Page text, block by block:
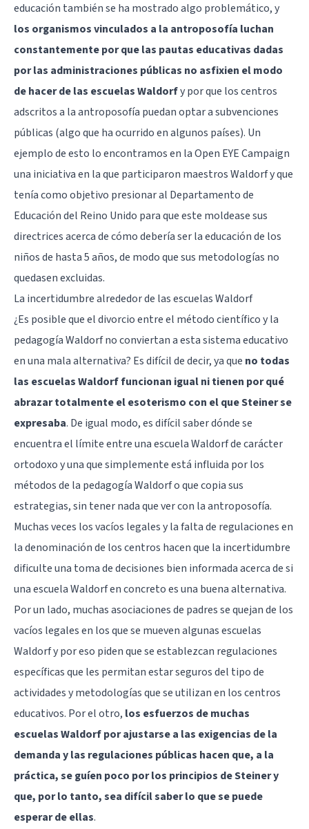
educación también se ha mostrado algo problemático, y
los organismos vinculados a la antroposofía luchan
constantemente por que las pautas educativas dadas
por las administraciones públicas no asfixien el modo
de hacer de las escuelas Waldorfy por que los centros
adscritos a la antroposofía puedan optar a subvenciones
públicas (algo que ha ocurrido en algunos países). Un
ejemplo de esto lo encontramos en laOpen EYE Campaign
una iniciativa en la que participaron maestros Waldorf y que
tenía como objetivo presionar al Departamento de
Educación del Reino Unido para que este moldease sus
directrices acerca de cómo debería ser la educación de los
niños de hasta 5 años, de modo que sus metodologías no
quedasen excluidas.
La incertidumbre alrededor de las escuelas Waldorf
¿Es posible que el divorcio entre el método científico y la
pedagogía Waldorf no conviertan a esta sistema educativo
en una mala alternativa? Es difícil de decir, ya que no todas
las escuelas Waldorf funcionan igual ni tienen por qué
abrazar totalmente el esoterismo con el que Steiner se
expresaba. De igual modo, es difícil saber dónde se
encuentra el límite entre una escuela Waldorf de carácter
ortodoxo y una que simplemente está influida por los
métodos de la pedagogía Waldorf o que copia sus
estrategias, sin tener nada que ver con la antroposofía.
Muchas veces los vacíos legales y la falta de regulaciones en
la denominación de los centros hacen que la incertidumbre
dificulte una toma de decisiones bien informada acerca de si
una escuela Waldorf en concreto es una buena alternativa.
Por un lado, muchas asociaciones de padres se quejan de los
vacíos legales en los que se mueven algunas escuelas
Waldorf y por eso piden que se establezcan regulaciones
específicas que les permitan estar seguros del tipo de
actividades y metodologías que se utilizan en los centros
educativos. Por el otro, los esfuerzos de muchas
escuelas Waldorf por ajustarse a las exigencias de la
demanda y las regulaciones públicas hacen que, a la
práctica, se guíen poco por los principios de Steiner y
que, por lo tanto, sea difícil saber lo que se puede
esperar de ellas.